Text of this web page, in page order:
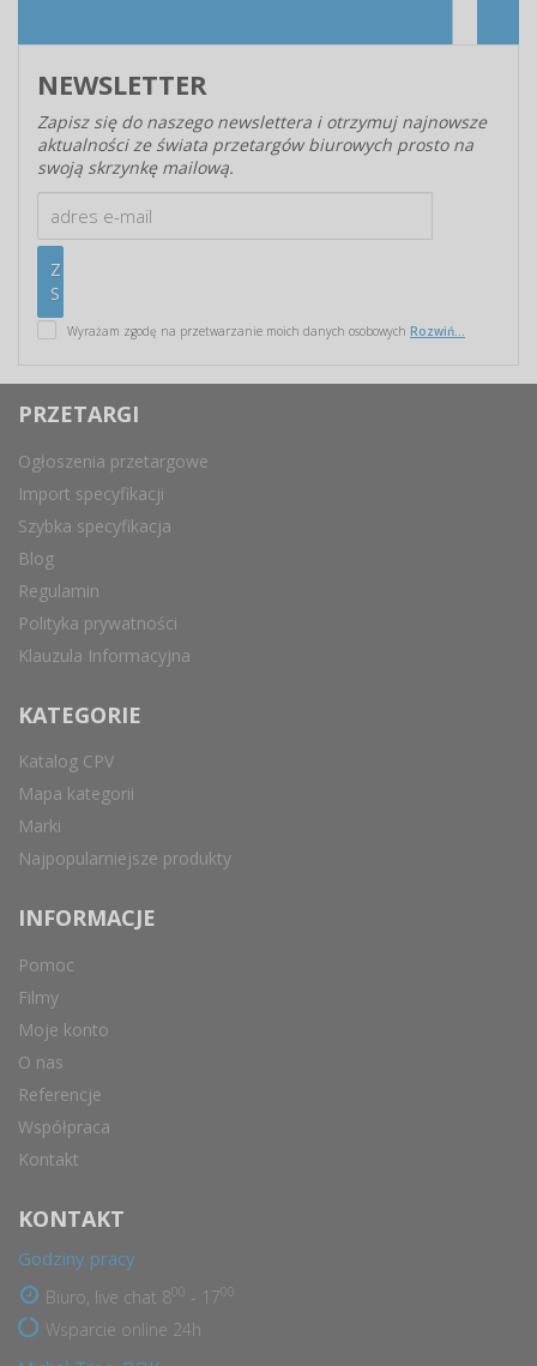
NEWSLETTER
Zapisz się do naszego newslettera i otrzymuj najnowsze
aktualności ze świata przetargów biurowych prosto na
swoją skrzynkę mailową.
Wyrażam zgodę na przetwarzanie moich danych osobowych Rozwiń...
PRZETARGI
Ogłoszenia przetargowe
Import specyfikacji
Szybka specyfikacja
Blog
Regulamin
Polityka prywatności
Klauzula Informacyjna
KATEGORIE
Katalog CPV
Mapa kategorii
Marki
Najpopularniejsze produkty
INFORMACJE
Pomoc
Filmy
Moje konto
O nas
Referencje
Współpraca
Kontakt
KONTAKT
Godziny pracy
Biuro, live chat 8 - 17
Wsparcie online 24h